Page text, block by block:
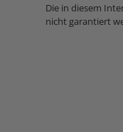
Die in diesem
nicht garantiert